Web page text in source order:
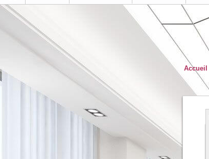
Accueil